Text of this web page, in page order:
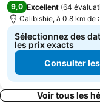
9,0 Excellent (64
Calibishie, à 0.8 km de
Sélectionnez des
les prix exacts
Consulter
Voir tous les